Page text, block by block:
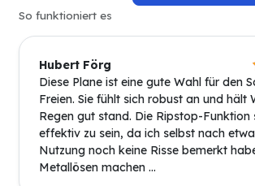
So funktioniert es
Hubert Förg
Diese Plane ist eine gute Wahl für den
Freien. Sie fühlt sich robust an und hält
Regen gut stand. Die Ripstop-Funktion
effektiv zu sein, da ich selbst nach
Nutzung noch keine Risse bemerkt
Metallösen machen ...